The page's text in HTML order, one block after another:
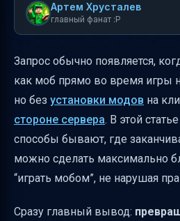
Артем Хрусталев
главный фанат :P
Запрос обычно появляется,
как моб прямо во время игры
но без установки модов на
стороне сервера. В этой
способы бывают, где
можно сделать максимально
“играть мобом”, не нарушая
Сразу главный вывод: